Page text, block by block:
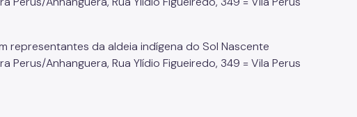
representantes da aldeia indígena do Sol Nascente
Perus/Anhanguera, Rua Ylídio Figueiredo, 349 = Vila Perus